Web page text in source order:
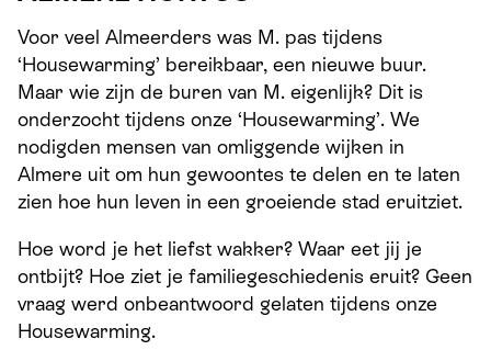
Voor veel Almeerders was M. pas tijdens
‘Housewarming’ bereikbaar, een nieuwe buur.
Maar wie zijn de buren van M. eigenlijk? Dit is
onderzocht tijdens onze ‘Housewarming’. We
nodigden mensen van omliggende wijken in
Almere uit om hun gewoontes te delen en te laten
zien hoe hun leven in een groeiende stad eruitziet.
Hoe word je het liefst wakker? Waar eet jij je
ontbijt? Hoe ziet je familiegeschiedenis eruit? Geen
vraag werd onbeantwoord gelaten tijdens onze
Housewarming.